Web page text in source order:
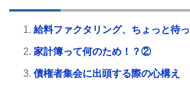
給料ファクタリング、ちょっと待っ
家計簿って何のため！？②
債権者集会に出頭する際の心構え